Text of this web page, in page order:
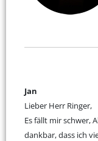
Jan
Lieber Herr Ringer,
Es fällt mir schwer,
dankbar, dass ich